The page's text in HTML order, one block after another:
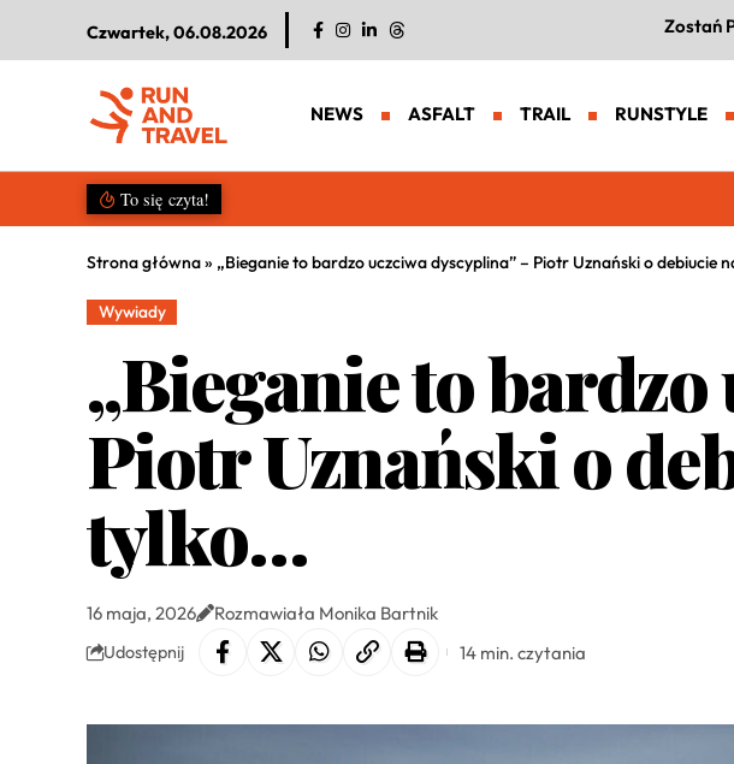
Czwartek, 06.08.2026 Zostań
NEWS ASFALT TRAIL RUNSTYLE
To się czyta!
Strona główna» „Bieganie to bardzo uczciwa dyscyplina” – Piotr Uznański o debiucie
Wywiady
„Bieganie to
Piotr Uznański o
tylko…
16 maja, 2026 Rozmawiała Monika Bartnik
Udostępnij 14 min. czytania